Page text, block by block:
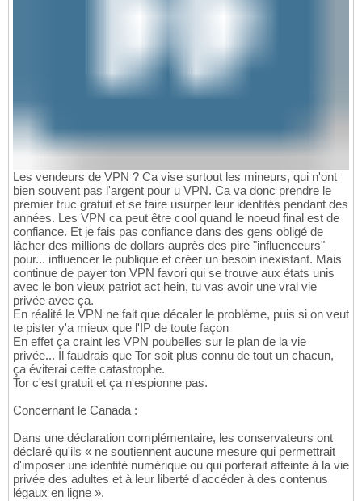
Les vendeurs de VPN ? Ca vise surtout les mineurs, qui n'ont
bien souvent pas l'argent pour u VPN. Ca va donc prendre le
premier truc gratuit et se faire usurper leur identités pendant des
années. Les VPN ca peut être cool quand le noeud final est de
confiance. Et je fais pas confiance dans des gens obligé de
lâcher des millions de dollars auprès des pire "influenceurs"
pour... influencer le publique et créer un besoin inexistant. Mais
continue de payer ton VPN favori qui se trouve aux états unis
avec le bon vieux patriot act hein, tu vas avoir une vrai vie
privée avec ça.
En réalité le VPN ne fait que décaler le problème, puis si on veut
te pister y'a mieux que l'IP de toute façon
En effet ça craint les VPN poubelles sur le plan de la vie
privée... Il faudrais que Tor soit plus connu de tout un chacun,
ça éviterai cette catastrophe.
Tor c'est gratuit et ça n'espionne pas.
Concernant le Canada :
Dans une déclaration complémentaire, les conservateurs ont
déclaré qu'ils « ne soutiennent aucune mesure qui permettrait
d'imposer une identité numérique ou qui porterait atteinte à la vie
privée des adultes et à leur liberté d'accéder à des contenus
légaux en ligne ».